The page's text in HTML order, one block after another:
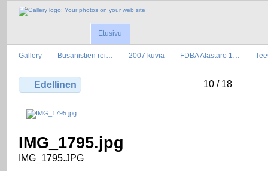
Etusivu
Gallery Busanistien rei… 2007 kuvia FDBA Alastaro 1…
Edellinen 10 / 18
IMG_1795.jpg
IMG_1795.JPG